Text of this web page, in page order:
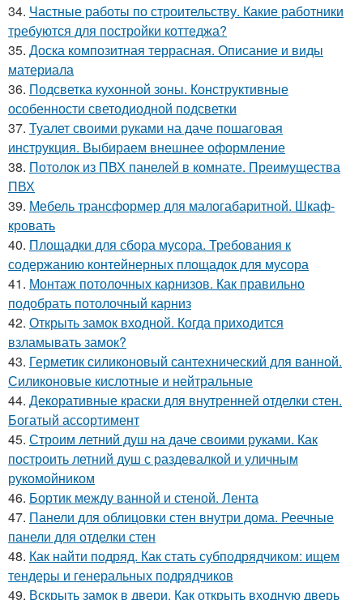
34. Частные работы по строительству. Какие работники
требуются для постройки коттеджа?
35. Доска композитная террасная. Описание и виды
материала
36. Подсветка кухонной зоны. Конструктивные
особенности светодиодной подсветки
37. Туалет своими руками на даче пошаговая
инструкция. Выбираем внешнее оформление
38. Потолок из ПВХ панелей в комнате. Преимущества
ПВХ
39. Мебель трансформер для малогабаритной. Шкаф-
кровать
40. Площадки для сбора мусора. Требования к
содержанию контейнерных площадок для мусора
41. Монтаж потолочных карнизов. Как правильно
подобрать потолочный карниз
42. Открыть замок входной. Когда приходится
взламывать замок?
43. Герметик силиконовый сантехнический для ванной.
Силиконовые кислотные и нейтральные
44. Декоративные краски для внутренней отделки стен.
Богатый ассортимент
45. Строим летний душ на даче своими руками. Как
построить летний душ с раздевалкой и уличным
рукомойником
46. Бортик между ванной и стеной. Лента
47. Панели для облицовки стен внутри дома. Реечные
панели для отделки стен
48. Как найти подряд. Как стать субподрядчиком: ищем
тендеры и генеральных подрядчиков
49. Вскрыть замок в двери. Как открыть входную дверь